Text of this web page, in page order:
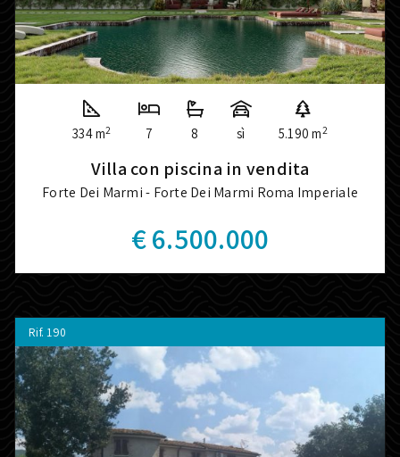
334 m2 7 8 sì 5.190 m2
Villa con piscina in vendita
Forte Dei Marmi - Forte Dei Marmi Roma Imperiale
€ 6.500.000
Rif. 190